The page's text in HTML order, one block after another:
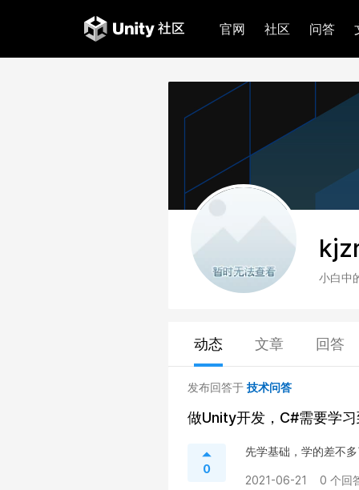
官网 社区 问答
小白中
动态 文章 回答
发布回答于 技术问答
做Unity开发，C#需要学
0
先学基础，学的差不
2021-06-21 0 个回